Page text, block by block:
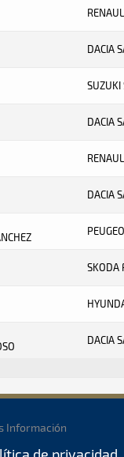
DACIA
SUZUKI
DACIA
DACIA
SKODA
DACIA
Información